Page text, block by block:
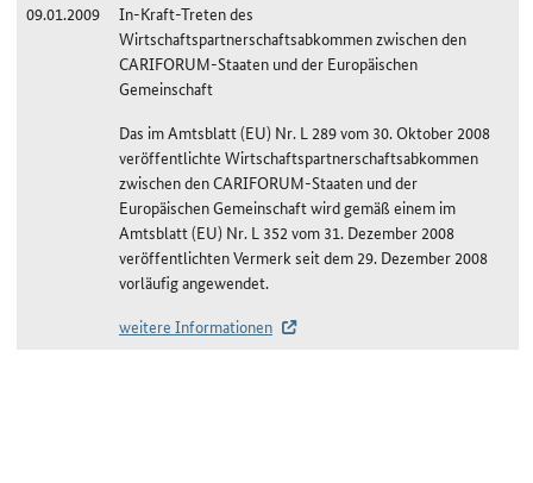
09.01.2009
In-Kraft-Treten des
Wirtschaftspartnerschaftsabkommen zwischen den
CARIFORUM-Staaten und der Europäischen
Gemeinschaft
Das im Amtsblatt (EU) Nr. L 289 vom 30. Oktober 2008
veröffentlichte Wirtschaftspartnerschaftsabkommen
zwischen den CARIFORUM-Staaten und der
Europäischen Gemeinschaft wird gemäß einem im
Amtsblatt (EU) Nr. L 352 vom 31. Dezember 2008
veröffentlichten Vermerk seit dem 29. Dezember 2008
vorläufig angewendet.
weitere Informationen